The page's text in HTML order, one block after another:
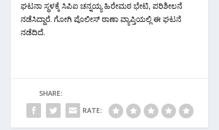
ಘಟನಾ ಸ್ಥಳಕ್ಕೆ ಸಿಪಿಐ ಚನ್ನಯ್ಯ ಹಿರೇಮಠ ಭೇಟಿ, ಪರಿಶೀಲನೆ
ನಡೆಸಿದ್ದಾರೆ. ಗೋಗಿ ಪೊಲೀಸ್ ಠಾಣಾ ವ್ಯಾಪ್ತಿಯಲ್ಲಿ ಈ ಘಟನೆ
ನಡೆದಿದೆ‌.
SHARE:
RATE: